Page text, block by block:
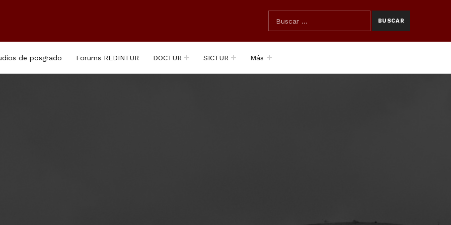
SEARCH THE SITE
Búsqueda para:
de posgrado Forums REDINTUR DOCTUR SICTUR Más